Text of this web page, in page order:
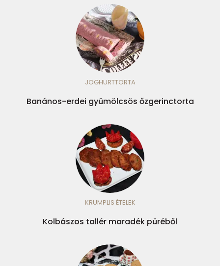
JOGHURTTORTA
Banános-erdei gyümölcsös őzgerinctorta
KRUMPLIS ÉTELEK
Kolbászos tallér maradék püréből